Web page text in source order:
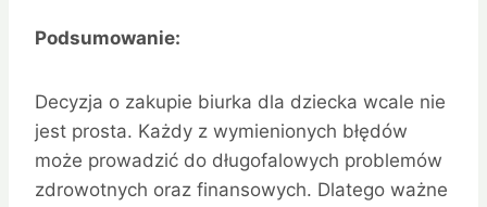
Podsumowanie:
Decyzja o zakupie biurka dla dziecka wcale nie
jest prosta. Każdy z wymienionych błędów
może prowadzić do długofalowych problemów
zdrowotnych oraz finansowych. Dlatego ważne